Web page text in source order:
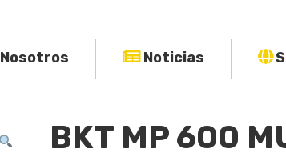
Nosotros Noticias
BKT MP 600